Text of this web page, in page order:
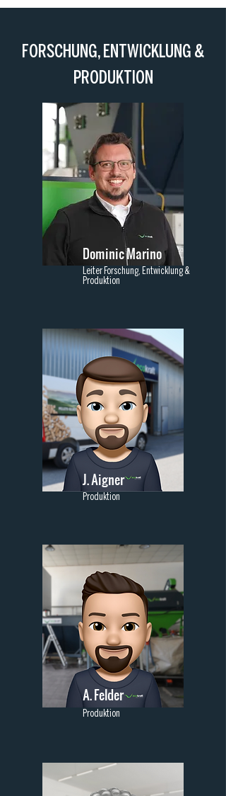
FORSCHUNG, ENTWICKLUNG &
PRODUKTION
Dominic Marino
Leiter Forschung, Entwicklung &
Produktion
J. Aigner
Produktion
A. Felder
Produktion